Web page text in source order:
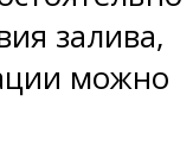
залива,
можно